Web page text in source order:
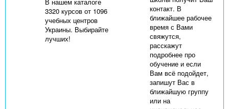
3320 курсов от 1096
учебных центров
Украины. Выбирайте
лучших!
контакт. В
ближайшее рабочее
время с Вами
свяжутся,
расскажут
подробнее про
обучение и если
Вам всё подойдет,
запишут Вас в
ближайшую группу
или на